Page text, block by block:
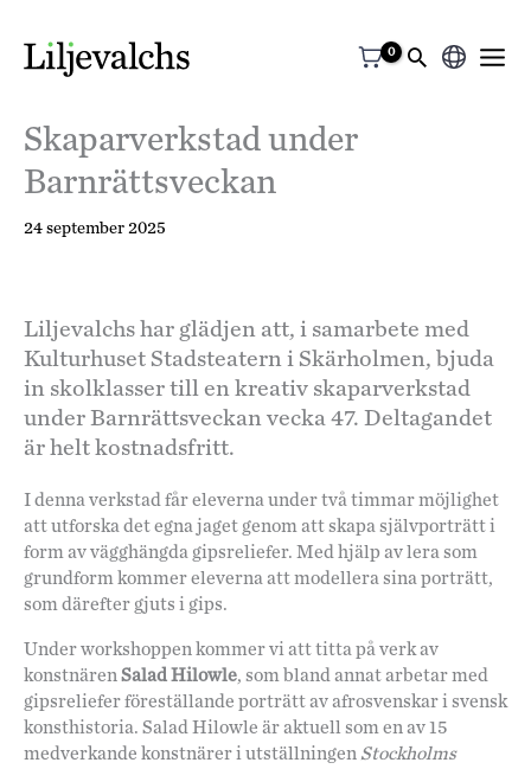
Välj
Skaparverkstad under
Barnrättsveckan
24 september 2025
Liljevalchs har glädjen att, i samarbete med
Kulturhuset Stadsteatern i Skärholmen, bjuda
in skolklasser till en kreativ skaparverkstad
under Barnrättsveckan vecka 47. Deltagandet
är helt kostnadsfritt.
I denna verkstad får eleverna under två timmar möjlighet
att utforska det egna jaget genom att skapa självporträtt i
form av vägghängda gipsreliefer. Med hjälp av lera som
grundform kommer eleverna att modellera sina porträtt,
som därefter gjuts i gips.
Under workshoppen kommer vi att titta på verk av
konstnären Salad Hilowle, som bland annat arbetar med
gipsreliefer föreställande porträtt av afrosvenskar i svensk
konsthistoria. Salad Hilowle är aktuell som en av 15
medverkande konstnärer i utställningen Stockholms